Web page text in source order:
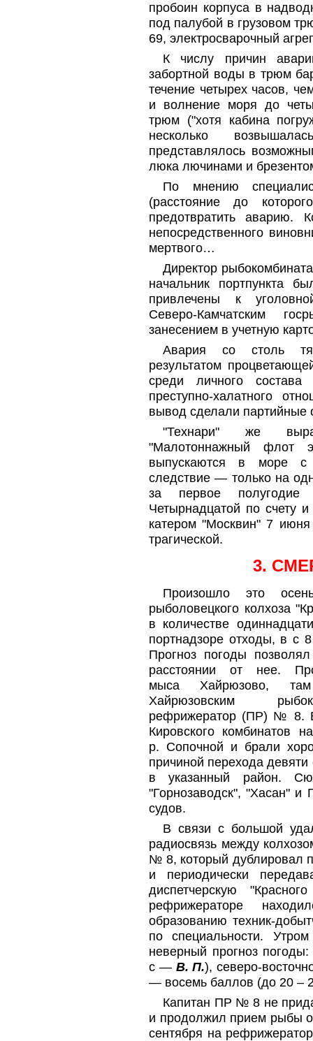
пробоин корпуса в
под палубой в грузовом
69, электросварочный
К числу причин
забортной воды в трюм
течение четырех часов,
и волнение моря до
трюм ("хотя кабина
несколько
представлялось
люка лючинами и
По мнению
(расстояние до
предотвратить аварию.
непосредственного
мертвого…
Директор
начальник портпункта
привлечены к
Северо-Камчатским
занесением в учетную
Авария со столь
результатом
среди личного состава
преступно-халатного
вывод сделали партийные
"Технари" же
"Малотоннажный флот
выпускаются в море
следствие — только на
за первое полугодие
Четырнадцатой по счету
катером "Москвин" 7
трагической.
3.
Произошло это
рыболовецкого колхоза
в количестве
портнадзоре отходы, в с
Прогноз погоды
расстоянии от нее.
мыса Хайрюзово,
Хайрюзовским
рефрижератор (ПР) № 8. В
Кировского комбинатов
р. Сопочной и брали
причиной перехода
в указанный район.
"Горнозаводск", "Хасан"
судов.
В связи с большой
радиосвязь между
№ 8, который дублировал
и периодически
диспетчерскую
рефрижераторе
образованию техник-
по специальности.
неверный прогноз
с — В. П.), северо-
— восемь баллов (до 20 –
Капитан ПР № 8 не
и продолжил прием рыбы
сентября на